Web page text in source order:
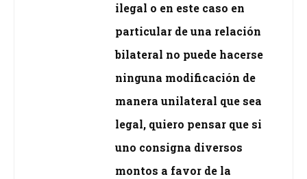
ilegal o en este caso en
particular de una relación
bilateral no puede hacerse
ninguna modificación de
manera unilateral que sea
legal, quiero pensar que si
uno consigna diversos
montos a favor de la